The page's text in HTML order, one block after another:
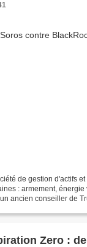
de gestion d'actifs
: armement, énergie
ancien conseiller de
Zero :